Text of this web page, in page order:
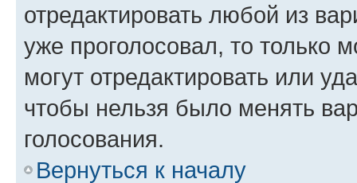
отредактировать любой из
уже проголосовал, то только
могут отредактировать или
чтобы нельзя было менять
голосования.
Вернуться к началу